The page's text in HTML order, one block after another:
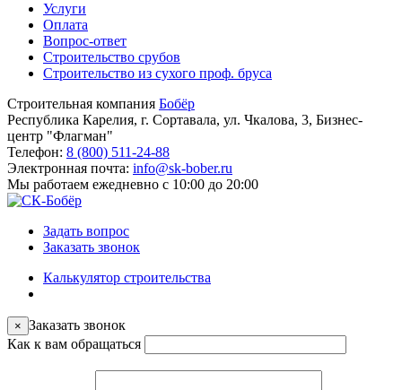
Услуги
Оплата
Вопрос-ответ
Строительство срубов
Строительство из сухого проф. бруса
Строительная компания Бобёр
Республика Карелия, г. Сортавала, ул. Чкалова, 3, Бизнес-
центр "Флагман"
Телефон: 8 (800) 511-24-88
Электронная почта: info@sk-bober.ru
Мы работаем ежедневно с 10:00 до 20:00
Задать вопрос
Заказать звонок
Калькулятор строительства
× Заказать звонок
Как к вам обращаться